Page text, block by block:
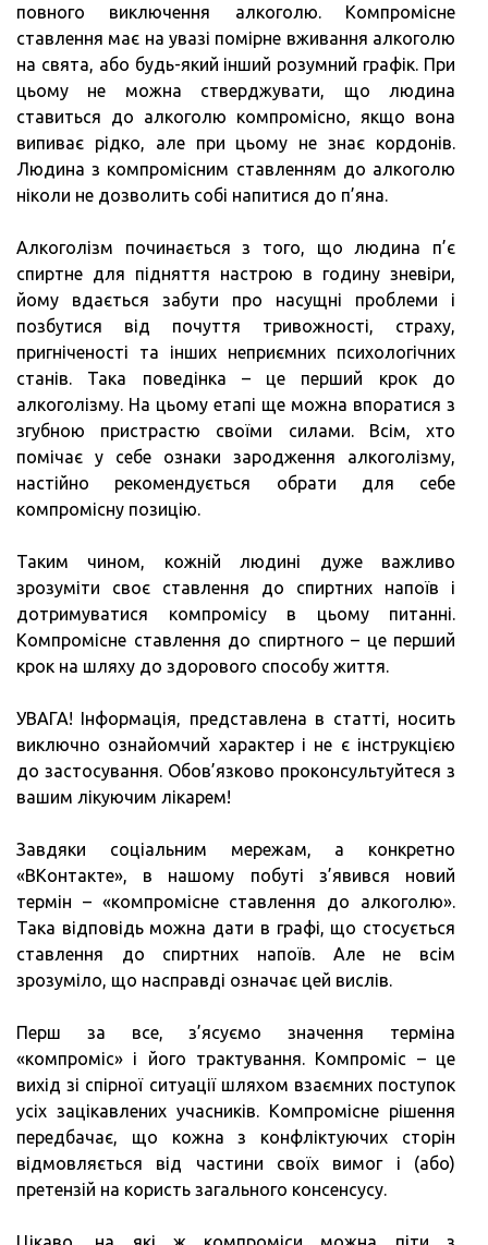
повного виключення алкоголю. Компромісне
ставлення має на увазі помірне вживання алкоголю
на свята, або будь-який інший розумний графік. При
цьому не можна стверджувати, що людина
ставиться до алкоголю компромісно, якщо вона
випиває рідко, але при цьому не знає кордонів.
Людина з компромісним ставленням до алкоголю
ніколи не дозволить собі напитися до п’яна.
Алкоголізм починається з того, що людина п’є
спиртне для підняття настрою в годину зневіри,
йому вдається забути про насущні проблеми і
позбутися від почуття тривожності, страху,
пригніченості та інших неприємних психологічних
станів. Така поведінка – це перший крок до
алкоголізму. На цьому етапі ще можна впоратися з
згубною пристрастю своїми силами. Всім, хто
помічає у себе ознаки зародження алкоголізму,
настійно рекомендується обрати для себе
компромісну позицію.
Таким чином, кожній людині дуже важливо
зрозуміти своє ставлення до спиртних напоїв і
дотримуватися компромісу в цьому питанні.
Компромісне ставлення до спиртного – це перший
крок на шляху до здорового способу життя.
УВАГА! Інформація, представлена в статті, носить
виключно ознайомчий характер і не є інструкцією
до застосування. Обов’язково проконсультуйтеся з
вашим лікуючим лікарем!
Завдяки соціальним мережам, а конкретно
«ВКонтакте», в нашому побуті з’явився новий
термін – «компромісне ставлення до алкоголю».
Така відповідь можна дати в графі, що стосується
ставлення до спиртних напоїв. Але не всім
зрозуміло, що насправді означає цей вислів.
Перш за все, з’ясуємо значення терміна
«компроміс» і його трактування. Компроміс – це
вихід зі спірної ситуації шляхом взаємних поступок
усіх зацікавлених учасників. Компромісне рішення
передбачає, що кожна з конфліктуючих сторін
відмовляється від частини своїх вимог і (або)
претензій на користь загального консенсусу.